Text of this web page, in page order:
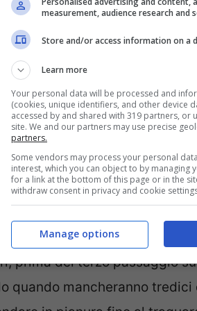
primo tratto in
antipasto degno per arrivare
massimo).
ottanta chilometri muri e
saranno passati 219
Pateberg (360 metri al
qui ormai completa, ma la
prima del terzo passaggio
quando mancheranno
measurement, audience research and
Store and/or access information on a
Learn more
Your personal data will be processed and
(cookies, unique identifiers, and other device
accessed by and shared with 319 partners, or
site. We and our partners may use precise
partners.
Some vendors may process your personal
interest, which you can object to by managing
for a link at the bottom of this page or in the
withdraw consent in privacy and cookie
Manage options